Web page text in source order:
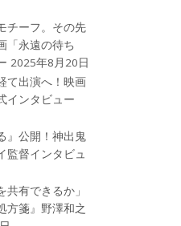
チーフ。その先
「永遠の待ち
2025年8月20日
て出演へ！映画
インタビュー
』公開！神出鬼
監督インタビュ
共有できるか」
箋』野澤和之